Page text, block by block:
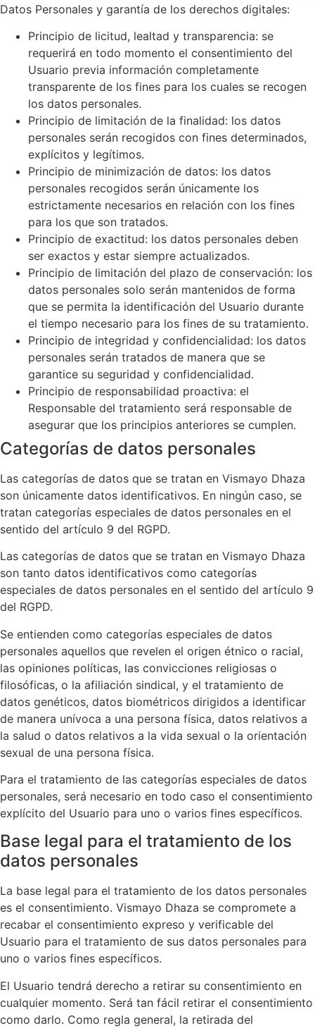
Datos Personales y garantía de los derechos digitales:
Principio de licitud, lealtad y transparencia: se
requerirá en todo momento el consentimiento del
Usuario previa información completamente
transparente de los fines para los cuales se recogen
los datos personales.
Principio de limitación de la finalidad: los datos
personales serán recogidos con fines determinados,
explícitos y legítimos.
Principio de minimización de datos: los datos
personales recogidos serán únicamente los
estrictamente necesarios en relación con los fines
para los que son tratados.
Principio de exactitud: los datos personales deben
ser exactos y estar siempre actualizados.
Principio de limitación del plazo de conservación: los
datos personales solo serán mantenidos de forma
que se permita la identificación del Usuario durante
el tiempo necesario para los fines de su tratamiento.
Principio de integridad y confidencialidad: los datos
personales serán tratados de manera que se
garantice su seguridad y confidencialidad.
Principio de responsabilidad proactiva: el
Responsable del tratamiento será responsable de
asegurar que los principios anteriores se cumplen.
Categorías de datos personales
Las categorías de datos que se tratan en Vismayo Dhaza
son únicamente datos identificativos. En ningún caso, se
tratan categorías especiales de datos personales en el
sentido del artículo 9 del RGPD.
Las categorías de datos que se tratan en Vismayo Dhaza
son tanto datos identificativos como categorías
especiales de datos personales en el sentido del artículo 9
del RGPD.
Se entienden como categorías especiales de datos
personales aquellos que revelen el origen étnico o racial,
las opiniones políticas, las convicciones religiosas o
filosóficas, o la afiliación sindical, y el tratamiento de
datos genéticos, datos biométricos dirigidos a identificar
de manera unívoca a una persona física, datos relativos a
la salud o datos relativos a la vida sexual o la orientación
sexual de una persona física.
Para el tratamiento de las categorías especiales de datos
personales, será necesario en todo caso el consentimiento
explícito del Usuario para uno o varios fines específicos.
Base legal para el tratamiento de los
datos personales
La base legal para el tratamiento de los datos personales
es el consentimiento. Vismayo Dhaza se compromete a
recabar el consentimiento expreso y verificable del
Usuario para el tratamiento de sus datos personales para
uno o varios fines específicos.
El Usuario tendrá derecho a retirar su consentimiento en
cualquier momento. Será tan fácil retirar el consentimiento
como darlo. Como regla general, la retirada del